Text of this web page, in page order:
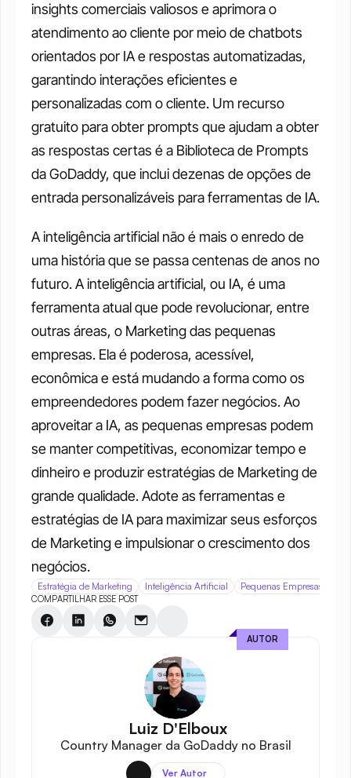
insights comerciais valiosos e aprimora o
atendimento ao cliente por meio de chatbots
orientados por IA e respostas automatizadas,
garantindo interações eficientes e
personalizadas com o cliente. Um recurso
gratuito para obter prompts que ajudam a obter
as respostas certas é a Biblioteca de Prompts
da GoDaddy, que inclui dezenas de opções de
entrada personalizáveis para ferramentas de IA.
A inteligência artificial não é mais o enredo de
uma história que se passa centenas de anos no
futuro. A inteligência artificial, ou IA, é uma
ferramenta atual que pode revolucionar, entre
outras áreas, o Marketing das pequenas
empresas. Ela é poderosa, acessível,
econômica e está mudando a forma como os
empreendedores podem fazer negócios. Ao
aproveitar a IA, as pequenas empresas podem
se manter competitivas, economizar tempo e
dinheiro e produzir estratégias de Marketing de
grande qualidade. Adote as ferramentas e
estratégias de IA para maximizar seus esforços
de Marketing e impulsionar o crescimento dos
negócios.
Estratégia de Marketing Inteligência Artificial Pequenas Empresas
COMPARTILHAR ESSE POST
Luiz D'Elboux
Country Manager da GoDaddy no Brasil
Ver Autor
AUTOR